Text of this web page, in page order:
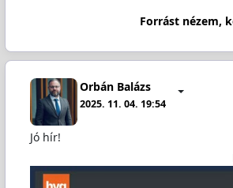
Forrást nézem,
Orbán Balázs
2025. 11. 04. 19:54
Jó hír!